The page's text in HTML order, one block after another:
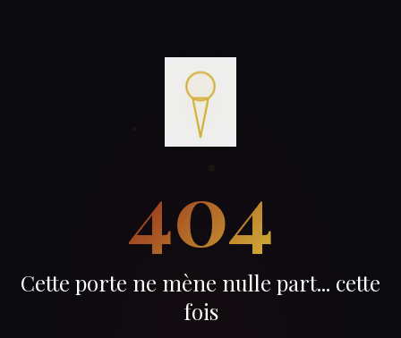
404
Cette porte ne mène nulle part... cette
fois